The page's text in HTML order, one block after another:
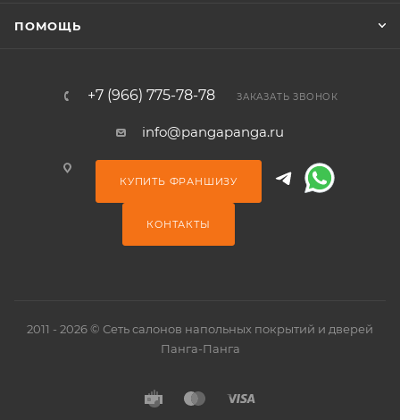
ПОМОЩЬ
+7 (966) 775-78-78 ЗАКАЗАТЬ ЗВОНОК
info@pangapanga.ru
КУПИТЬ ФРАНШИЗУ
КОНТАКТЫ
2011 - 2026 © Сеть салонов напольных покрытий и дверей
Панга-Панга